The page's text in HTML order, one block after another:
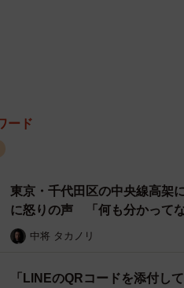
ード
東京・千代田区の中央線高架
に怒りの声 「何も分かって
中将 タカノリ
「LINEのQRコードを添付し